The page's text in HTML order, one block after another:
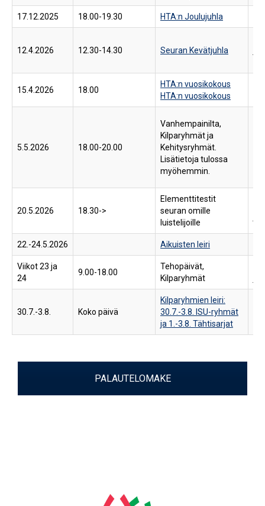
17.12.2025 18.00-19.30 HTA:n Joulujuhla
12.4.2026 12.30-14.30 Seuran Kevätjuhla
15.4.2026 18.00
HTA:n vuosikokous
HTA:n vuosikokous
5.5.2026 18.00-20.00
Vanhempainilta,
Kilparyhmät ja
Kehitysryhmät.
Lisätietoja tulossa
myöhemmin.
20.5.2026 18.30->
Elementtitestit
seuran omille
luistelijoille
22.-24.5.2026 Aikuisten leiri
Viikot 23 ja
24
9.00-18.00
Tehopäivät,
Kilparyhmät
30.7.-3.8. Koko päivä
Kilparyhmien leiri:
30.7.-3.8. ISU-ryhmät
ja 1.-3.8. Tähtisarjat
PALAUTELOMAKE